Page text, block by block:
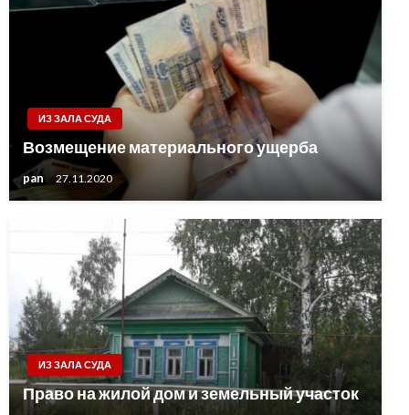
ИЗ ЗАЛА СУДА
Возмещение материального ущерба
pan 27.11.2020
ИЗ ЗАЛА СУДА
Право на жилой дом и земельный участок